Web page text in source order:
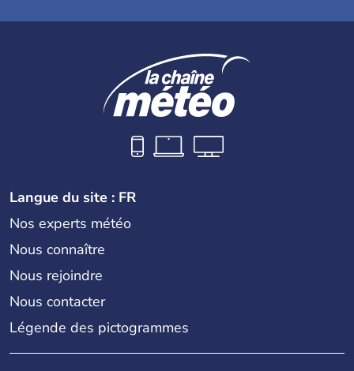
Langue du site : FR
Nos experts météo
Nous connaître
Nous rejoindre
Nous contacter
Légende des pictogrammes